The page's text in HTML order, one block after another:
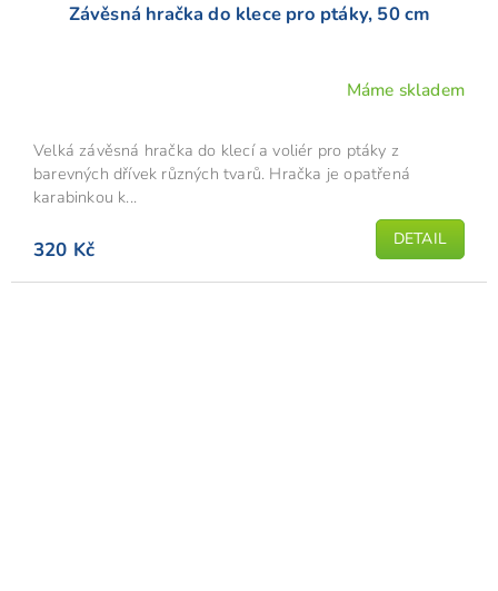
Závěsná hračka do klece pro ptáky, 50 cm
Máme skladem
320 Kč DETAIL
Velká závěsná hračka do klecí a voliér pro ptáky z
barevných dřívek různých tvarů. Hračka je opatřená
karabinkou k...